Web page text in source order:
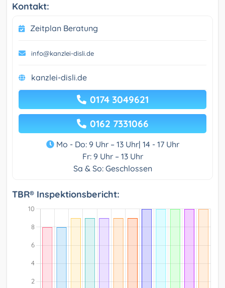
Kontakt:
Zeitplan Beratung
info@kanzlei-disli.de
kanzlei-disli.de
0174 3049621
0162 7331066
Mo - Do: 9 Uhr – 13 Uhr| 14 - 17 Uhr
Fr: 9 Uhr – 13 Uhr
Sa & So: Geschlossen
TBR® Inspektionsbericht: